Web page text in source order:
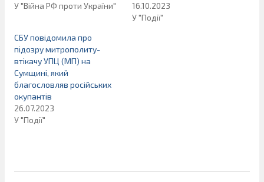
У "Війна РФ проти України"
16.10.2023
У "Події"
СБУ повідомила про
підозру митрополиту-
втікачу УПЦ (МП) на
Сумщині, який
благословляв російських
окупантів
26.07.2023
У "Події"